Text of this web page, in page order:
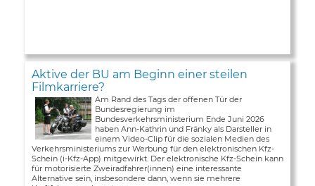
Aktive der BU am Beginn einer steilen
Filmkarriere?
Am Rand des Tags der offenen Tür der
Bundesregierung im
Bundesverkehrsministerium Ende Juni 2026
haben Ann-Kathrin und Fränky als Darsteller in
einem Video-Clip für die sozialen Medien des
Verkehrsministeriums zur Werbung für den elektronischen Kfz-
Schein (i-Kfz-App) mitgewirkt. Der elektronische Kfz-Schein kann
für motorisierte Zweiradfahrer(innen) eine interessante
Alternative sein, insbesondere dann, wenn sie mehrere